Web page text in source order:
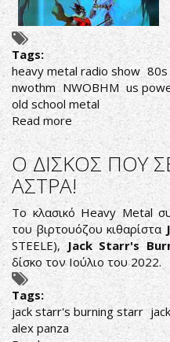
Tags:
heavy metal radio show
nwothm NWOBHM us
old school metal
Read more about
ΑΚΟΥΣΤΕ
ΣΕ
ΕΠΑΝΑΛΗΨΗ
ΤΙΣ
ΕΚΠΟΜΠΕΣ
"THIS
IS
HEAVY
METAL"
ΤΗΣ
ΤΡΙΤΗΣ
25/11/25
ΚΑΙ
Ο ΔΙΣΚΟΣ ΠΟΥ
ΑΣΤΡΑ!
Το κλασικό Heavy Metal
του βιρτουόζου κιθαρίστα
STEELE),Jack Starr's
δίσκο τον Ιούλιο του 2022.
Tags:
jack starr's burning starr
alex panza